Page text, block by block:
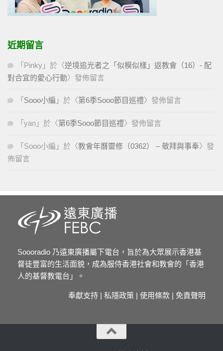
近期留言
「 Pinky 」於〈逆境追光者之「似模似樣」返教會（16）- 配
對合宜的愛心行動〉發佈留言
「 Sooo小編 」於〈第6季Sooo節目巡禮〉發佈留言
「 yan 」於〈第6季Sooo節目巡禮〉發佈留言
「 Sooo小編 」於〈教會年曆靈修（0362） – 敬拜與事奉〉發
佈留言
Soooradio 乃遠東廣播屬下電台，旨於為大眾展示香港基
督徒豐富的生活面貌，成為服侍香港社會和教會的「香港
人的基督教電台」。
奉獻支持 | 私隱政策 | 使用條款 | 免責聲明